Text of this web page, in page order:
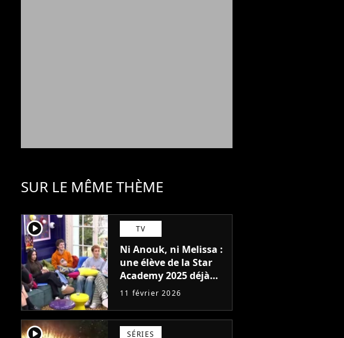
SUR LE MÊME THÈME
player2 TV
Ni Anouk, ni Melissa :
une élève de la Star
Academy 2025 déjà
prête pour Danse avec
11 février 2026
player2 SÉRIES